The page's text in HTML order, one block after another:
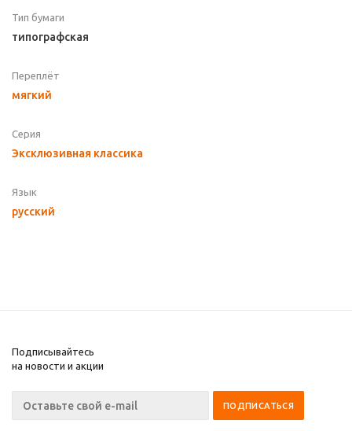
Тип бумаги
типографская
Переплёт
мягкий
Серия
Эксклюзивная классика
Язык
русский
Подписывайтесь
на новости и акции